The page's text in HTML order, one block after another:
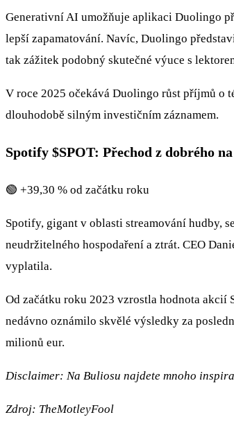
Generativní AI umožňuje aplikaci Duolingo
lepší zapamatování. Navíc, Duolingo
tak zážitek podobný skutečné výuce s
V roce 2025 očekává Duolingo růst příjmů o
dlouhodobě silným investičním záznamem.
Spotify $SPOT: Přechod z dobrého
🟢 +39,30 % od začátku roku
Spotify, gigant v oblasti streamování hudby,
neudržitelného hospodaření a ztrát. CEO
vyplatila.
Od začátku roku 2023 vzrostla hodnota akcií
nedávno oznámilo skvělé výsledky za
milionů eur.
Disclaimer: Na Buliosu najdete mnoho
Zdroj: TheMotleyFool